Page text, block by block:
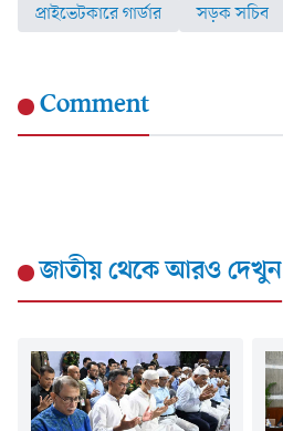
প্রাইভেটকারে গার্ডার সড়ক সচিব
Comment
জাতীয়থেকে আরও দেখুন